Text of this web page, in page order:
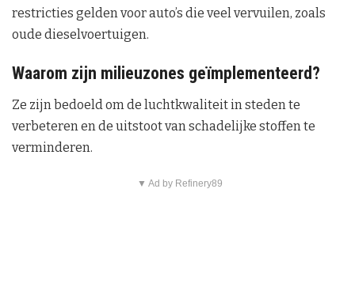
restricties gelden voor auto’s die veel vervuilen, zoals
oude dieselvoertuigen.
Waarom zijn milieuzones geïmplementeerd?
Ze zijn bedoeld om de luchtkwaliteit in steden te
verbeteren en de uitstoot van schadelijke stoffen te
verminderen.
▼ Ad by Refinery89